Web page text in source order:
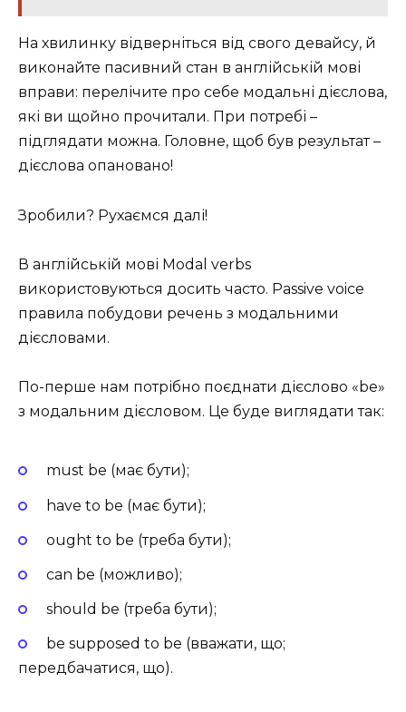
На хвилинку відверніться від свого девайсу, й
виконайте пасивний стан в англійській мові
вправи: перелічите про себе модальні дієслова,
які ви щойно прочитали. При потребі –
підглядати можна. Головне, щоб був результат –
дієслова опановано!
Зробили? Рухаємся далі!
В англійській мові Modal verbs
використовуються досить часто. Passive voice
правила побудови речень з модальними
дієсловами.
По-перше нам потрібно поєднати дієслово «be»
з модальним дієсловом. Це буде виглядати так:
must be (має бути);
have to be (має бути);
ought to be (треба бути);
can be (можливо);
should be (треба бути);
be supposed to be (вважати, що;
передбачатися, що).